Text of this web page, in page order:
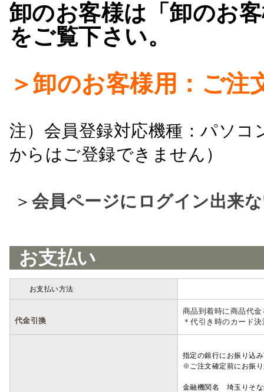
卸のお客様は「卸のお
をご覧下さい。
＞卸のお客様用：ご注
注）会員登録対応機種：パソ
からはご登録できません）
＞ 会員ページにログイン出来
お支払い
お支払い方法
代金引換
商品到着時に商品代
＊代引き時のカード
指定の銀行にお振り込
※ご注文確定前にお振
金融機関名 埼玉りそ